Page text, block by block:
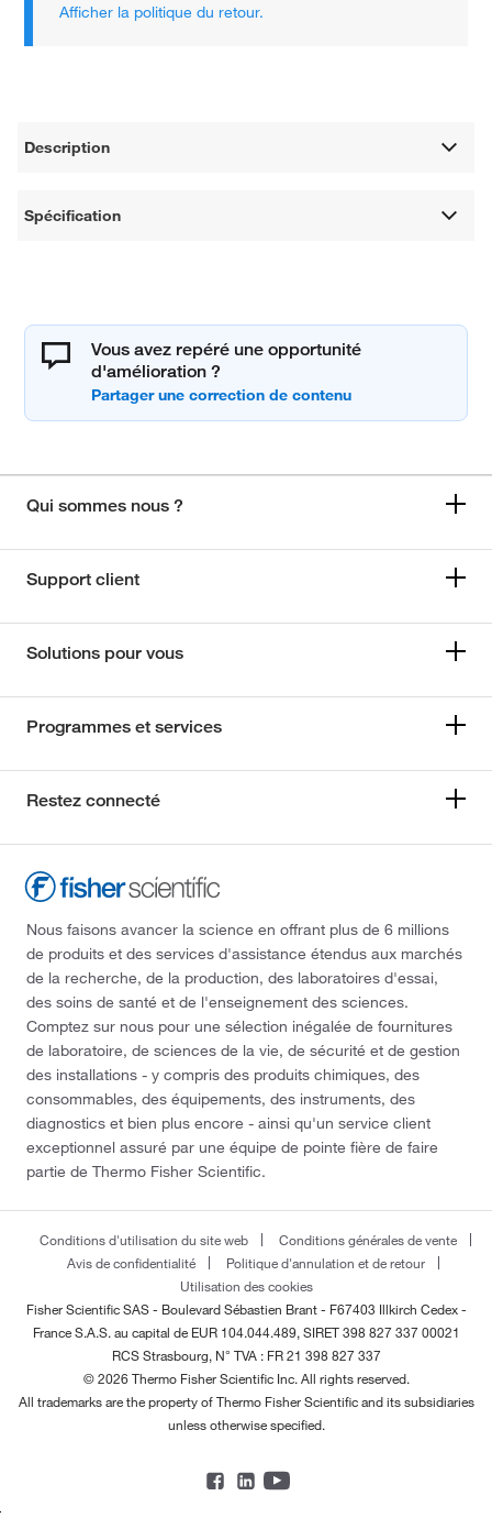
Afficher la politique du retour.
Description
Spécification
Vous avez repéré une opportunité
d'amélioration ?
Qui sommes nous ?
Support client
Solutions pour vous
Programmes et services
Restez connecté
Nous faisons avancer la science en offrant plus de 6 millions
de produits et des services d'assistance étendus aux marchés
de la recherche, de la production, des laboratoires d'essai,
des soins de santé et de l'enseignement des sciences.
Comptez sur nous pour une sélection inégalée de fournitures
de laboratoire, de sciences de la vie, de sécurité et de gestion
des installations - y compris des produits chimiques, des
consommables, des équipements, des instruments, des
diagnostics et bien plus encore - ainsi qu'un service client
exceptionnel assuré par une équipe de pointe fière de faire
partie de Thermo Fisher Scientific.
Conditions d'utilisation du site web
Conditions générales de vente
Avis de confidentialité
Politique d'annulation et de retour
Utilisation des cookies
Fisher Scientific SAS - Boulevard Sébastien Brant - F67403 Illkirch Cedex -
FranceS.A.S. au capital de EUR 104.044.489, SIRET 398 827 337 00021
RCS Strasbourg, N° TVA : FR 21 398 827 337
© 2026 Thermo Fisher Scientific Inc. All rights reserved.
All trademarks are the property of Thermo Fisher Scientific and its subsidiaries
unless otherwise specified.